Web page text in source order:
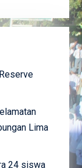
Lima
24 siswa